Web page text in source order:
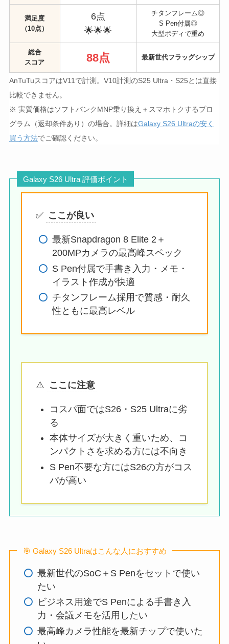
満足度
（10点）
6点
🌟🌟🌟
チタンフレーム◎
S Pen付属◎
大型ボディで重め
総合
スコア
88点 最新世代フラッグシップ
AnTuTuスコアはV11で計測。V10計測のS25 Ultra・S25とは直接
比較できません。
※ 実質価格はソフトバンクMNP乗り換え＋スマホトクするプロ
グラム（返却条件あり）の場合。詳細はGalaxy S26 Ultraの安く
買う方法でご確認ください。
Galaxy S26 Ultra 評価ポイント
✅ ここが良い
最新Snapdragon 8 Elite 2＋
200MPカメラの最高峰スペック
S Pen付属で手書き入力・メモ・
イラスト作成が快適
チタンフレーム採用で質感・耐久
性ともに最高レベル
⚠️ ここに注意
コスパ面ではS26・S25 Ultraに劣
る
本体サイズが大きく重いため、コ
ンパクトさを求める方には不向き
S Pen不要な方にはS26の方がコス
パが高い
🎯 Galaxy S26 Ultraはこんな人におすすめ
最新世代のSoC＋S Penをセットで使い
たい
ビジネス用途でS Penによる手書き入
力・会議メモを活用したい
最高峰カメラ性能を最新チップで使いた